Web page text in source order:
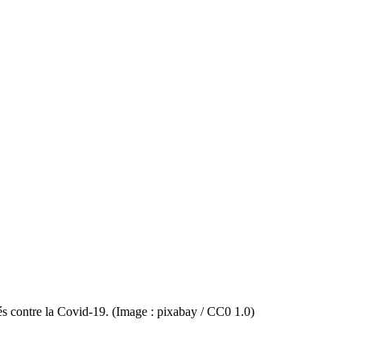
contre la Covid-19. (Image : pixabay / CC0 1.0)